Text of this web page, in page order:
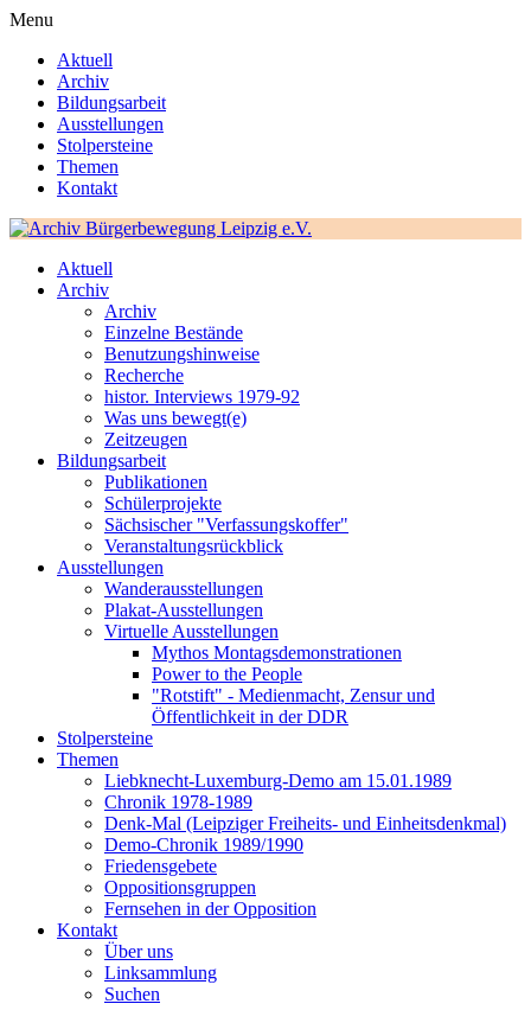
Menu
Aktuell
Archiv
Bildungsarbeit
Ausstellungen
Stolpersteine
Themen
Kontakt
Aktuell
Archiv
Archiv
Einzelne Bestände
Benutzungshinweise
Recherche
histor. Interviews 1979-92
Was uns bewegt(e)
Zeitzeugen
Bildungsarbeit
Publikationen
Schülerprojekte
Sächsischer "Verfassungskoffer"
Veranstaltungsrückblick
Ausstellungen
Wanderausstellungen
Plakat-Ausstellungen
Virtuelle Ausstellungen
Mythos Montagsdemonstrationen
Power to the People
"Rotstift" - Medienmacht, Zensur und
Öffentlichkeit in der DDR
Stolpersteine
Themen
Liebknecht-Luxemburg-Demo am 15.01.1989
Chronik 1978-1989
Denk-Mal (Leipziger Freiheits- und Einheitsdenkmal)
Demo-Chronik 1989/1990
Friedensgebete
Oppositionsgruppen
Fernsehen in der Opposition
Kontakt
Über uns
Linksammlung
Suchen